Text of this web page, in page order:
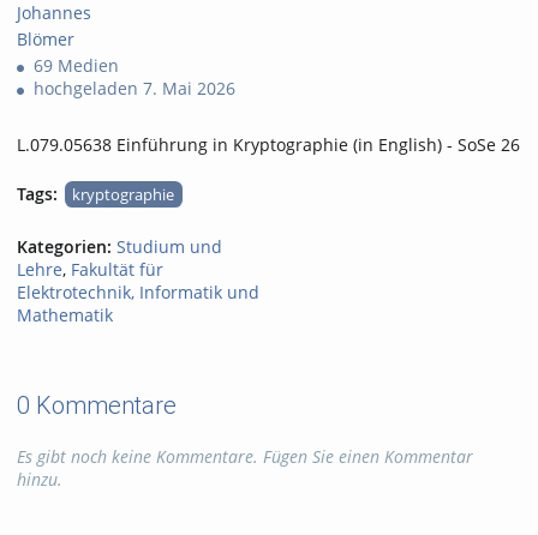
Johannes
Blömer
69 Medien
hochgeladen 7. Mai 2026
L.079.05638 Einführung in Kryptographie (in English) - SoSe 26
Tags: kryptographie
Kategorien: Studium und
Lehre, Fakultät für
Elektrotechnik, Informatik und
Mathematik
0 Kommentare
Es gibt noch keine Kommentare. Fügen Sie einen Kommentar
hinzu.